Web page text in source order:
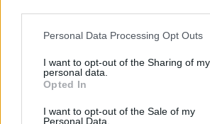
generamos contenido relevante para
recopilación y uso de datos en nuestra
Privacidad.
terceros por nuestra parte, utilice la
Personal Data Processing Opt Outs
I want to opt-out of the Sharing of my
personal data.
Opted In
I want to opt-out of the Sale of my
Personal Data.